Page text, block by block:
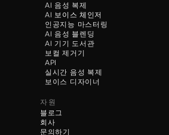
AI 음성 복제
AI 음성 블렌딩
AI 보이스 체인저
인공지능 마스터링
AI 기기 도서관
보컬 제거기
API
실시간 음성 복제
보이스 디자이너
자원
블로그
회사
문의하기